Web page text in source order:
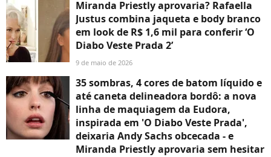
Miranda Priestly aprovaria? Rafaella
Justus combina jaqueta e body branco
em look de R$ 1,6 mil para conferir ‘O
Diabo Veste Prada 2’
9 de maio de 2026
35 sombras, 4 cores de batom líquido e
até caneta delineadora bordô: a nova
linha de maquiagem da Eudora,
inspirada em 'O Diabo Veste Prada',
deixaria Andy Sachs obcecada - e
Miranda Priestly aprovaria sem hesitar